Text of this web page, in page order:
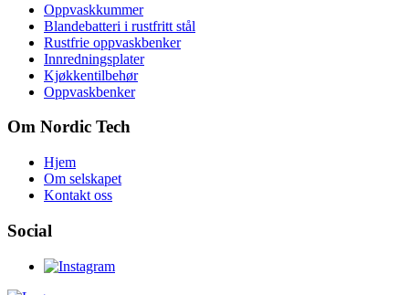
Oppvaskkummer
Blandebatteri i rustfritt stål
Rustfrie oppvaskbenker
Innredningsplater
Kjøkkentilbehør
Oppvaskbenker
Om Nordic Tech
Hjem
Om selskapet
Kontakt oss
Social